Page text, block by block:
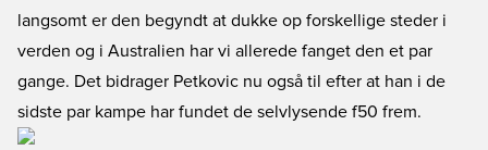
langsomt er den begyndt at dukke op forskellige steder i
verden og i Australien har vi allerede fanget den et par
gange. Det bidrager Petkovic nu også til efter at han i de
sidste par kampe har fundet de selvlysende f50 frem.